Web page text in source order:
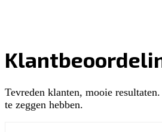
Tevreden klanten, mooie
te zeggen hebben.